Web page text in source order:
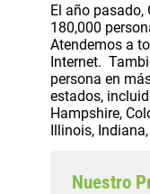
El año pasado,
180,000
Atendemos a
Internet.
persona en
estados,
Hampshire,
Illinois,
Nuestro